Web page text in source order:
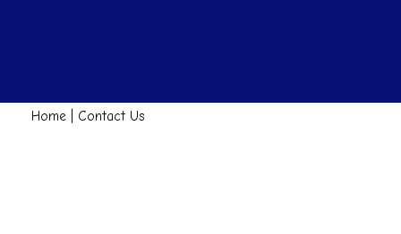
Home Contact Us